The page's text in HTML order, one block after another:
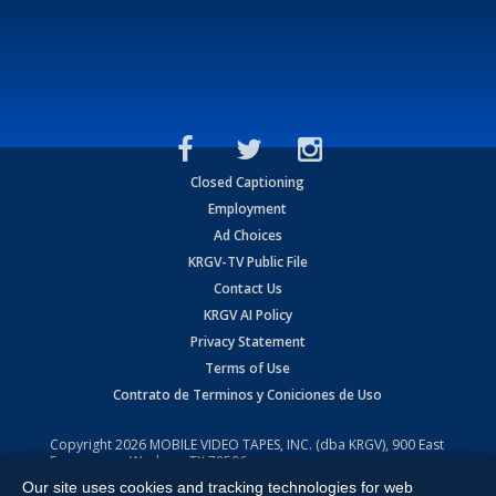
Closed Captioning
Employment
Ad Choices
KRGV-TV Public File
Contact Us
KRGV AI Policy
Privacy Statement
Terms of Use
Contrato de Terminos y Coniciones de Uso
Copyright2026 MOBILE VIDEO TAPES, INC. (dba KRGV), 900 East
Expressway, Weslaco, TX 78596.
All Rights Reserved. Powered by:Ruby Shore Software
Our site uses cookies and tracking technologies for web